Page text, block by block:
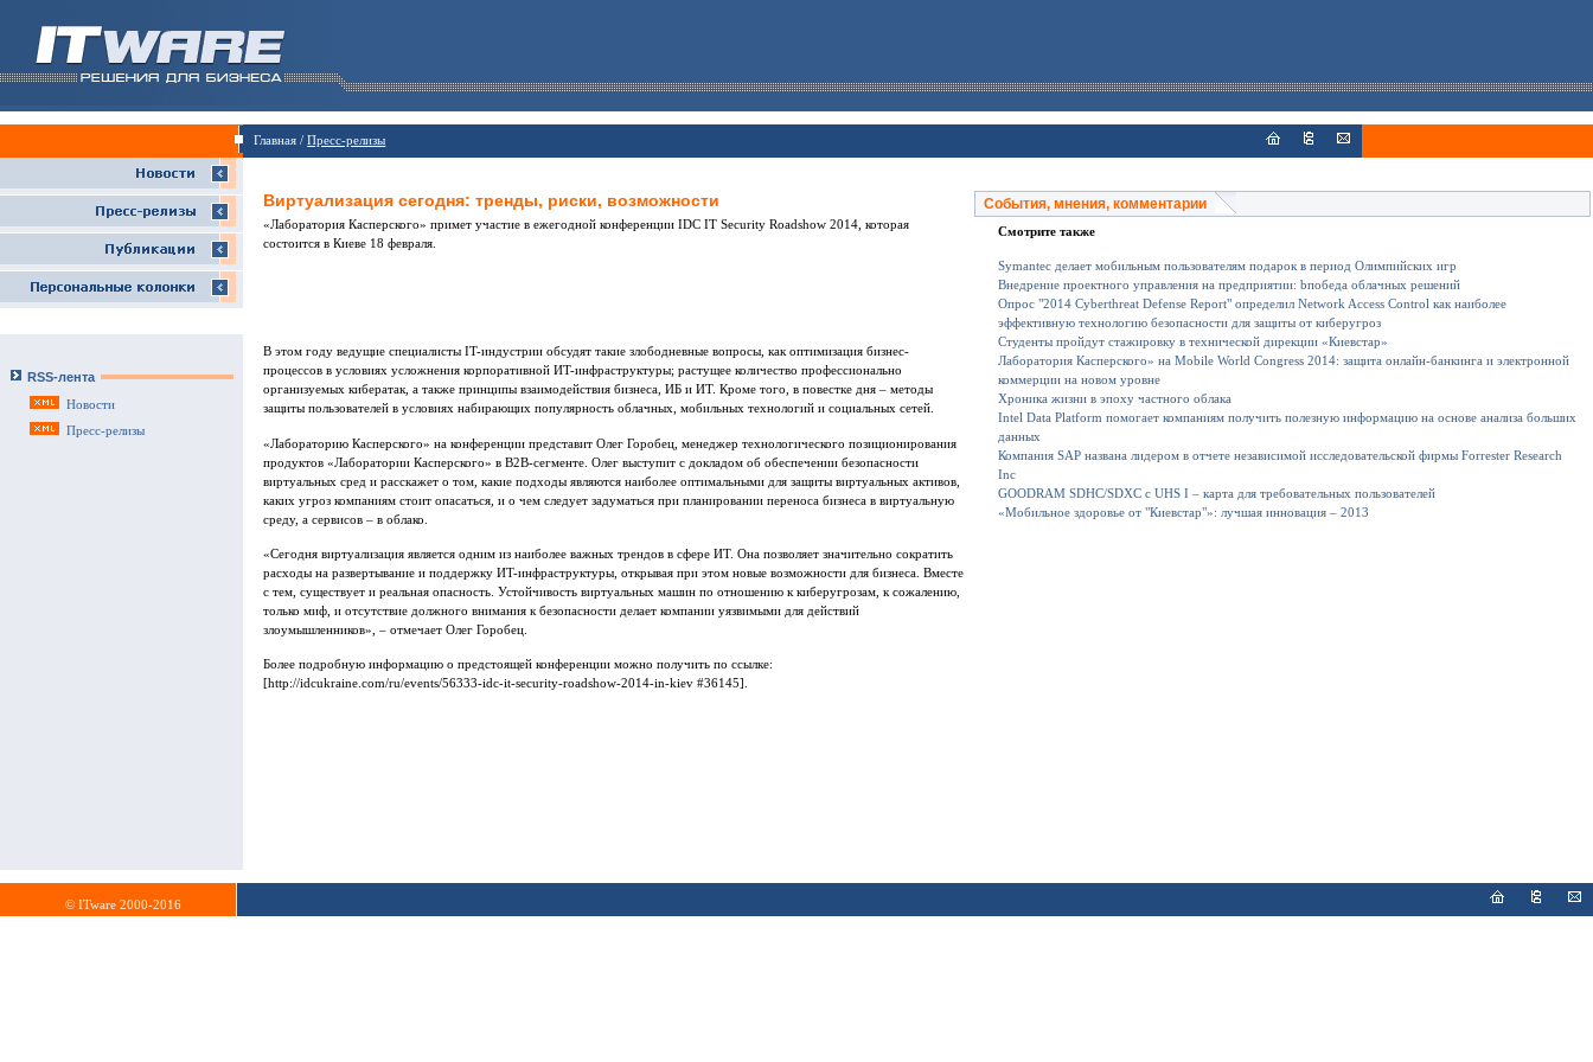
Главная /Пресс-релизы
RSS-лента
Новости
Пресс-релизы
Виртуализация сегодня: тренды, риски, возможности
«Лаборатория Касперского» примет участие в ежегодной конференции IDC IT Security Roadshow 2014, которая
состоится в Киеве 18 февраля.
В этом году ведущие специалисты IT-индустрии обсудят такие злободневные вопросы, как оптимизация бизнес-
процессов в условиях усложнения корпоративной ИT-инфраструктуры; растущее количество профессионально
организуемых кибератак, а также принципы взаимодействия бизнеса, ИБ и ИT. Кроме того, в повестке дня – методы
защиты пользователей в условиях набирающих популярность облачных, мобильных технологий и социальных сетей.
«Лабораторию Касперского» на конференции представит Олег Горобец, менеджер технологического позиционирования
продуктов «Лаборатории Касперского» в B2B-сегменте. Олег выступит с докладом об обеспечении безопасности
виртуальных сред и расскажет о том, какие подходы являются наиболее оптимальными для защиты виртуальных активов,
каких угроз компаниям стоит опасаться, и о чем следует задуматься при планировании переноса бизнеса в виртуальную
среду, а сервисов – в облако.
«Сегодня виртуализация является одним из наиболее важных трендов в сфере ИT. Она позволяет значительно сократить
расходы на развертывание и поддержку ИT-инфраструктуры, открывая при этом новые возможности для бизнеса. Вместе
с тем, существует и реальная опасность. Устойчивость виртуальных машин по отношению к киберугрозам, к сожалению,
только миф, и отсутствие должного внимания к безопасности делает компании уязвимыми для действий
злоумышленников», – отмечает Олег Горобец.
Более подробную информацию о предстоящей конференции можно получить по ссылке:
[http://idcukraine.com/ru/events/56333-idc-it-security-roadshow-2014-in-kiev #36145].
События, мнения, комментарии
Смотрите также
Symantec делает мобильным пользователям подарок в период Олимпийских игр
Внедрение проектного управления на предприятии: bпобеда облачных решений
Опрос "2014 Cyberthreat Defense Report" определил Network Access Control как наиболее
эффективную технологию безопасности для защиты от киберугроз
Студенты пройдут стажировку в технической дирекции «Киевстар»
Лаборатория Касперского» на Mobile World Congress 2014: защита онлайн-банкинга и электронной
коммерции на новом уровне
Хроника жизни в эпоху частного облака
Intel Data Platform помогает компаниям получить полезную информацию на основе анализа больших
данных
Компания SAP названа лидером в отчете независимой исследовательской фирмы Forrester Research
Inc
GOODRAM SDHC/SDXC с UHS I – карта для требовательных пользователей
«Мобильное здоровье от "Киевстар"»: лучшая инновация – 2013
© ITware 2000-2016